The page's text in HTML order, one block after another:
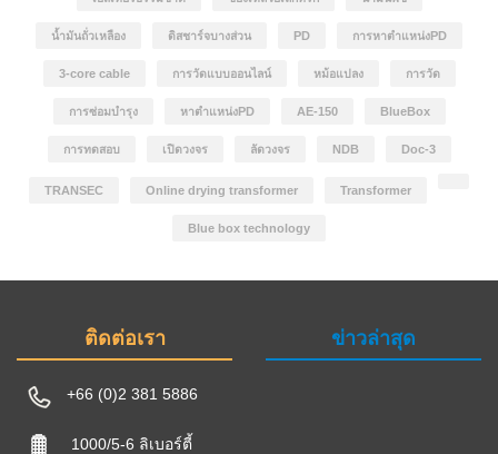
น้ำมันถั่วเหลือง ดิสชาร์จบางส่วน PD การหาตำแหน่งPD
3-core cable การวัดแบบออนไลน์ หม้อแปลง การวัด
การซ่อมบำรุง หาตำแหน่งPD AE-150 BlueBox
การทดสอบ เปิดวงจร ลัดวงจร NDB Doc-3
TRANSEC Online drying transformer Transformer
Blue box technology
ติดต่อเรา
+66 (0)2 381 5886
1000/5-6 ลิเบอร์ตี้
ข่าวล่าสุด